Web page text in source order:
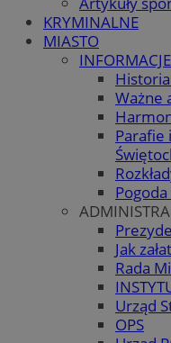
KRYMINALNE
MIASTO
Ważne
Parafie
Jak
Rada
Urząd
OPS